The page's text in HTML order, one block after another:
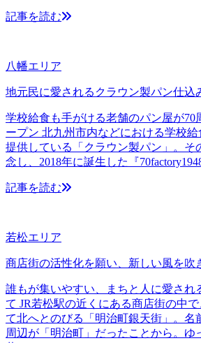
記事を読む
八幡エリア
地元民に愛されるクラウン製パン仕込
学校給食も手がける老舗のパン屋が70
ープン 北九州市内などにおける学校給
提供している「クラウン製パン」。そ
念し、2018年に誕生した『
記事を読む
若松エリア
商店街の活性化を願い、新しい風を吹
誰もが集いやすい、まちと人に愛され
て JR若松駅の近くにある商店街の中
て北へとのびる「明治町銀天街」。名
周辺が「明治町」だったことから。ゆ